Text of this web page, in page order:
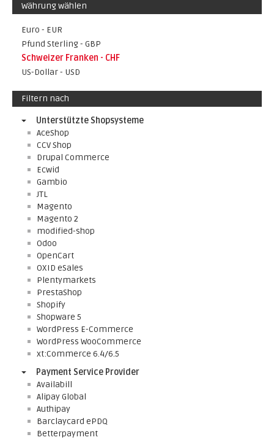
Währung wählen
Euro - EUR
Pfund Sterling - GBP
Schweizer Franken - CHF
US-Dollar - USD
Filtern nach
Unterstützte Shopsysteme
AceShop
CCV Shop
Drupal Commerce
Ecwid
Gambio
JTL
Magento
Magento 2
modified-shop
Odoo
OpenCart
OXID eSales
Plentymarkets
PrestaShop
Shopify
Shopware 5
WordPress E-Commerce
WordPress WooCommerce
xt:Commerce 6.4/6.5
Payment Service Provider
Availabill
Alipay Global
Authipay
Barclaycard ePDQ
Betterpayment